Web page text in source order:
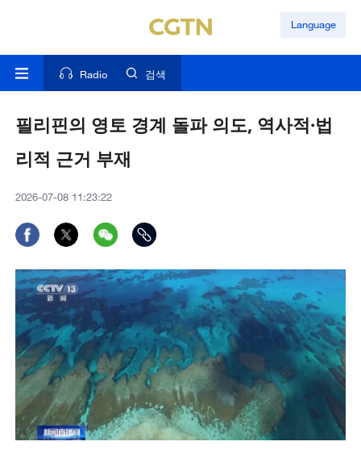
Language
Radio 검색
필리핀의 영토 경계 돌파 의도, 역사적·법
리적 근거 부재
2026-07-08 11:23:22